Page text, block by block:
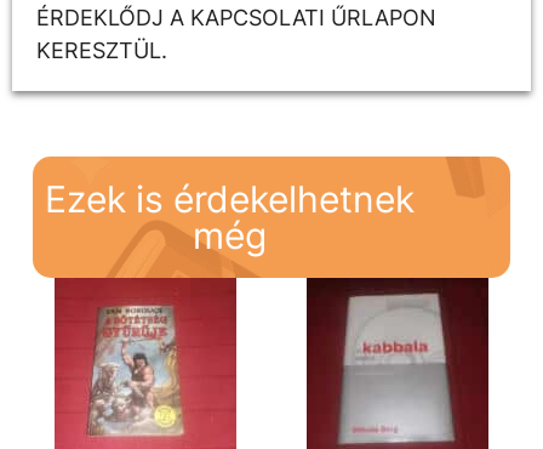
ÉRDEKLŐDJ A KAPCSOLATI ŰRLAPON
KERESZTÜL.
Ezek is érdekelhetnek
még